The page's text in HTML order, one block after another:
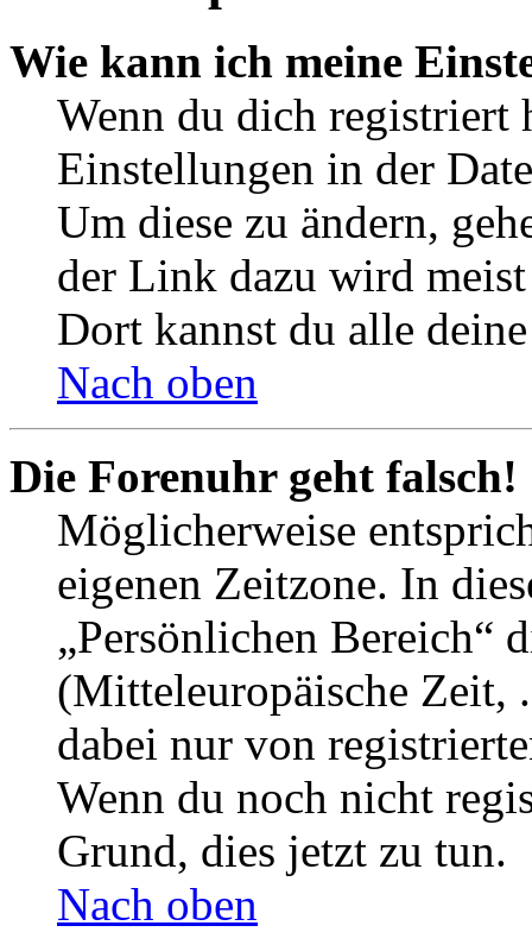
Wie kann ich meine
Wenn du dich registriert
Einstellungen in der
Um diese zu ändern,
der Link dazu wird
Dort kannst du alle
Nach oben
Die Forenuhr geht falsch!
Möglicherweise
eigenen Zeitzone. In
„Persönlichen Bereich“
(Mitteleuropäische Zeit,
dabei nur von
Wenn du noch nicht
Grund, dies jetzt zu tun.
Nach oben